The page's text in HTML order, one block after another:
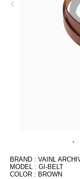
BRAND : VAINL
MODEL : GI-BELT
COLOR : BROWN